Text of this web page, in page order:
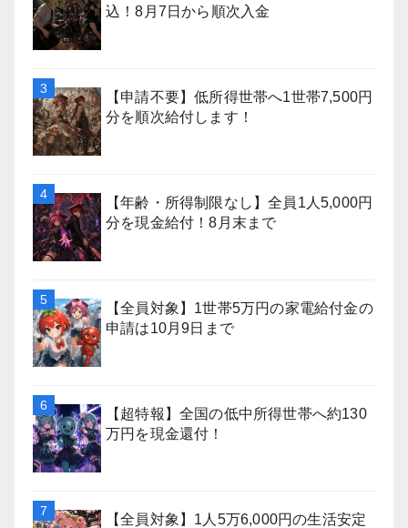
込！8月7日から順次入金
【申請不要】低所得世帯へ1世帯7,500円
分を順次給付します！
【年齢・所得制限なし】全員1人5,000円
分を現金給付！8月末まで
【全員対象】1世帯5万円の家電給付金の
申請は10月9日まで
【超特報】全国の低中所得世帯へ約130
万円を現金還付！
【全員対象】1人5万6,000円の生活安定